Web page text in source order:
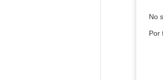
No
Por